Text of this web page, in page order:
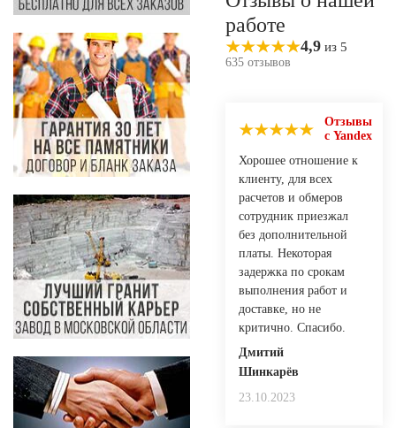
работе
4,9 из 5
635 отзывов
Отзывы
с Yandex
Хорошее отношение к
клиенту, для всех
расчетов и обмеров
сотрудник приезжал
без дополнительной
платы. Некоторая
задержка по срокам
выполнения работ и
доставке, но не
критично. Спасибо.
Дмитий
Шинкарёв
23.10.2023